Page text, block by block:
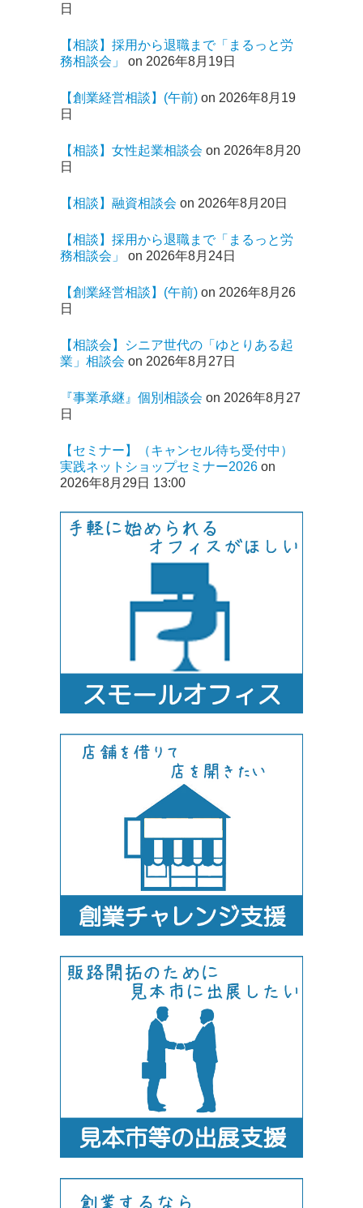
日
【相談】採用から退職まで「まるっと労
務相談会」
on 2026年8月19日
【創業経営相談】(午前) on 2026年8月19
日
【相談】女性起業相談会 on 2026年8月20
日
【相談】融資相談会 on 2026年8月20日
【相談】採用から退職まで「まるっと労
務相談会」
on 2026年8月24日
【創業経営相談】(午前) on 2026年8月26
日
【相談会】シニア世代の「ゆとりある起
業」相談会 on 2026年8月27日
『事業承継』個別相談会 on 2026年8月27
日
【セミナー】（キャンセル待ち受付中）
実践ネットショップセミナー2026 on
2026年8月29日 13:00